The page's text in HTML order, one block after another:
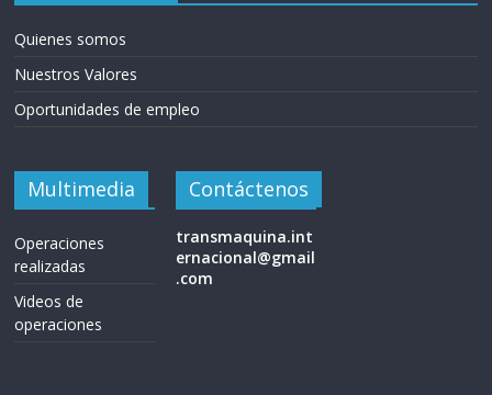
Quienes somos
Nuestros Valores
Oportunidades de empleo
Multimedia
Operaciones
realizadas
Videos de
operaciones
Contáctenos
transmaquina.int
ernacional@gmail
.com